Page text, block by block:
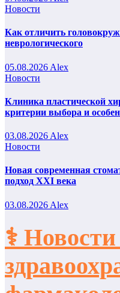
Новости
Как отличить
неврологического
05.08.2026 Alex
Новости
Клиника пластической
критерии выбора и
03.08.2026 Alex
Новости
Новая современная
подход XXI века
03.08.2026 Alex
⚕️